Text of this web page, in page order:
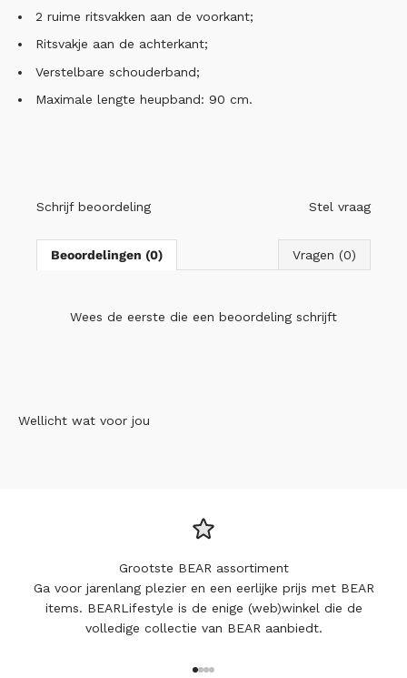
2 ruime ritsvakken aan de voorkant;
Ritsvakje aan de achterkant;
Verstelbare schouderband;
Maximale lengte heupband: 90 cm.
Schrijf beoordeling Stel vraag
Beoordelingen (0) Vragen (0)
Wees de eerste die een beoordeling schrijft
Wellicht wat voor jou
Grootste BEAR assortiment
Ga voor jarenlang plezier en een eerlijke prijs met BEAR
items. BEARLifestyle is de enige (web)winkel die de
volledige collectie van BEAR aanbiedt.